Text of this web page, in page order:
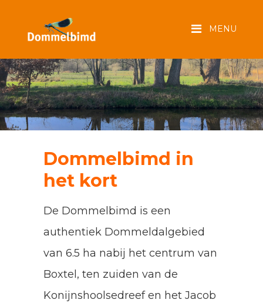
Dommelbimd in
het kort
De Dommelbimd is een
authentiek Dommeldalgebied
van 6.5 ha nabij het centrum van
Boxtel, ten zuiden van de
Konijnshoolsedreef en het Jacob